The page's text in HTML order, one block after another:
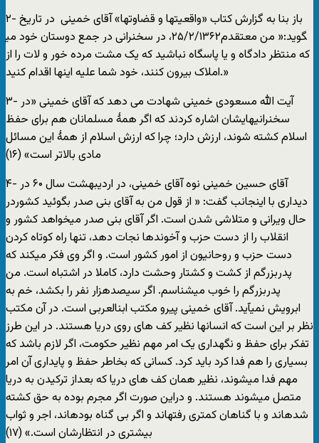
۲- باز بنا به گزارش کتاب «واقعيتها و قضاوتها» آقای خمينی ‏ در تاريخ
۲۵/۲/۱۳۶۲، در سخنرانی در جمع دوستان خود می‎گويد:« من معتقدم
که منتظر دادگاه و يا پاسگاه نباشيد که يک مشت مرده خور و لات‏ ‏را از
املاک بيرون کنند، خود شما عليه اينها اقدام کنيد.»
۳- آيت الله مسعودی خمينی شهادت می دهد که آقای خمينی «در
سخنرانيهايشان اشاره کردند که اگر همۀ مسلمانان هم برای حفظ
اسلام کشته شوند، ارزش دارد؛ چرا که ارزش اسلام از همۀ اين مسائل
مادی بالاتر است» (۱۶)
۴- آقای حسين خمينی نوه آقای خمينی، در ارديبهشت سال ۶۰ در
ديداری با اينجانب گفت: « از قول من به آقای بنی صدر بگوئيد کشوردر
حال ويرانی و متلاشی شدن است. اگر آقای بنی صدر می‏خواهد کشور و
انقلاب را از دست حزب و آخوندها نجات دهد، تنها راه کوتاه کردن
دست حزب و روحانيون از امور کشور است. و اگر وی فکر می‏کند که
پدربزرگم از کشت و کشتار وحشت دارد، کاملا در اشتباه است. من
پدربزرگم را خوب می‏شناسم. اگر سيصدهزار نفر را بکشد، خم به
ابرويش نمی‏آيد. آقای خمينی پيرو مکتب ابن‏العربی است. در آن مکتب
نظر بر اين است که انسانها نظير کف های روی دريا هستند. در اين طرز
تفکر برای حفظ و نگهداری يک امر مهم نظير حکومت، اگر لازم باشد که
بسياری را هم فدا کرد بايد کرد. کسانی که بخاطر حفظ و پايداری آن امر
مهم فدا می‏شوند، نظير همان کف های دريا که بعداز ترکيدن به دريا
متصل می‏شوند هستند. و دراين صورت اگر مجرم بوده به حق کشته
شده‏اند و با گناهان کمتری رفته‏اند و اگر بی گناه بوده‏اند، اجر و ثواب
بيشتری در انتظارشان است.» (۱۷)